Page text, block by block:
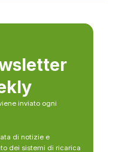
inviato ogni
di notizie e
dei sistemi di ricarica